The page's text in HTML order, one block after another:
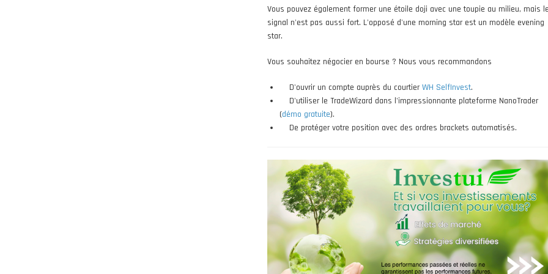
Vous pouvez également former une étoile doji avec une toupie au milieu, mais
signal n'est pas aussi fort. L'opposé d'une morning star est un modèle evening
star.
Vous souhaitez négocier en bourse ? Nous vous recommandons
D'ouvrir un compte auprès du courtierWH SelfInvest.
D'utiliser le TradeWizard dans l'impressionnante plateforme NanoTrader
(démo gratuite).
De protéger votre position avec des ordres brackets automatisés.